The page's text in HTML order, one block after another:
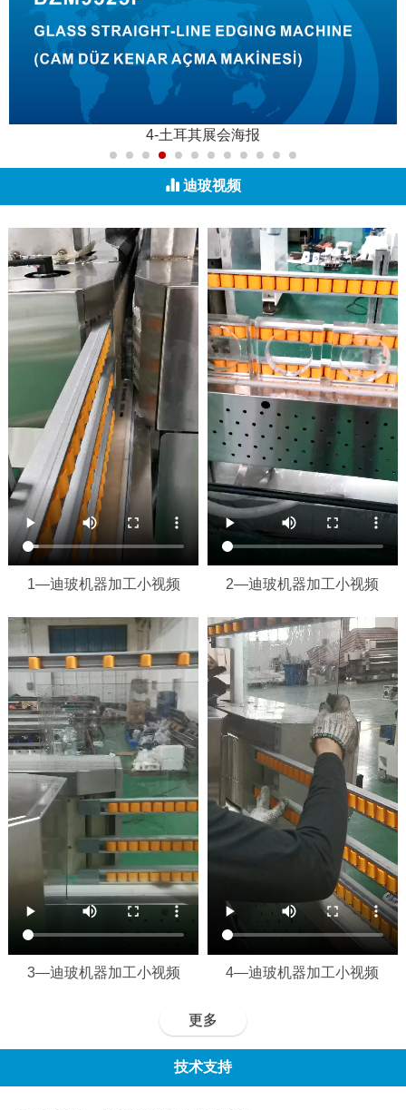
4-土耳其展会海报
迪玻视频
1—迪玻机器加工小视频 2—迪玻机器加工小视频
3—迪玻机器加工小视频 4—迪玻机器加工小视频
更多
技术支持